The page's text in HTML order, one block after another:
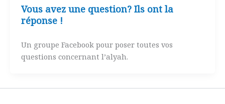
Vous avez une question? Ils ont la
réponse !
Un groupe Facebook pour poser toutes vos
questions concernant l’alyah.